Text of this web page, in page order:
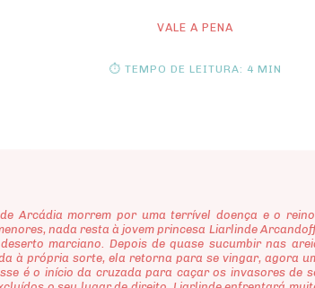
VALE A PENA
⏱ TEMPO DE LEITURA: 4 MIN
morrem por uma terrível doença e o
nada resta à jovem princesa Liarlinde
marciano. Depois de quase sucumbir nas
à própria sorte, ela retorna para se vingar, agora
é o início da cruzada para caçar os invasores de